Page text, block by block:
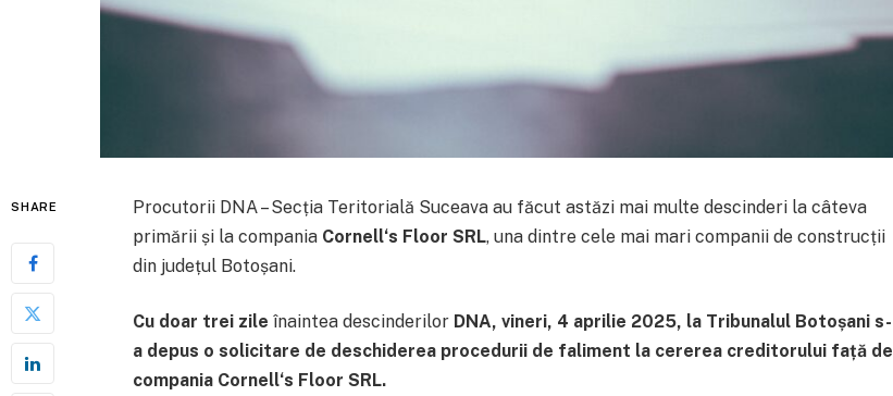
SHARE
Procutorii DNA – Secția Teritorială Suceava au făcut astăzi mai multe descinderi la câteva
primării și la compania Cornell‘s Floor SRL, una dintre cele mai mari companii de construcții
din județul Botoșani.
Cu doar trei zile înaintea descinderilor DNA, vineri, 4 aprilie 2025, la Tribunalul Botoșani s-
a depus o solicitare de deschiderea procedurii de faliment la cererea creditorului față de
compania Cornell‘s Floor SRL.